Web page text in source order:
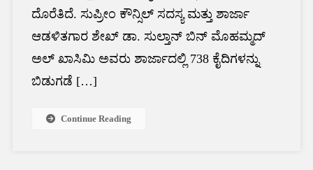
ದೊರೆತಿದೆ. ಸುಪ್ರೀಂ ಕೌನ್ಸಿಲ್ ಸದಸ್ಯ ಮತ್ತು ಶಾರ್ಜಾ
ಆಡಳಿತಗಾರ ಶೇಖ್ ಡಾ. ಸುಲ್ತಾನ್ ಬಿನ್ ಮೊಹಮ್ಮದ್
ಅಲ್ ಖಾಸಿಮಿ ಅವರು ಶಾರ್ಜಾದಲ್ಲಿ 738 ಕೈದಿಗಳನ್ನು
ಬಿಡುಗಡೆ […]
Continue Reading